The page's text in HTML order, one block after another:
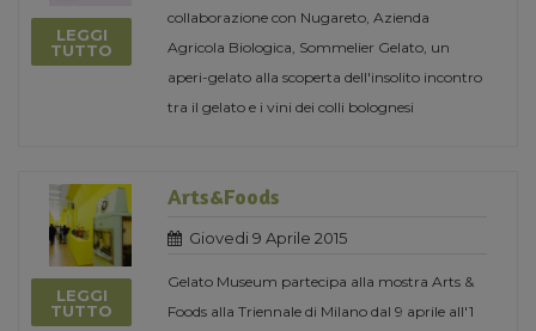
LEGGI
TUTTO
collaborazione con Nugareto, Azienda
Agricola Biologica, Sommelier Gelato, un
aperi-gelato alla scoperta dell'insolito incontro
tra il gelato e i vini dei colli bolognesi
LEGGI
TUTTO
Arts&Foods
Giovedi 9 Aprile 2015
Gelato Museum partecipa alla mostra Arts &
Foods alla Triennale di Milano dal 9 aprile all'1